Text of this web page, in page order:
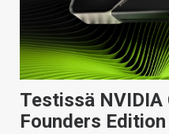
Testissä NVIDIA
Founders Edition